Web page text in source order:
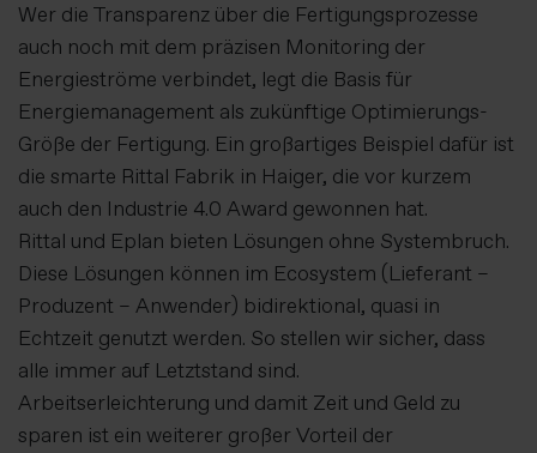
Wer die Transparenz über die Fertigungsprozesse
auch noch mit dem präzisen Monitoring der
Energieströme verbindet, legt die Basis für
Energiemanagement als zukünftige Optimierungs-
Größe der Fertigung. Ein großartiges Beispiel dafür ist
die smarte Rittal Fabrik in Haiger, die vor kurzem
auch den Industrie 4.0 Award gewonnen hat.
Rittal und Eplan bieten Lösungen ohne Systembruch.
Diese Lösungen können im Ecosystem (Lieferant –
Produzent – Anwender) bidirektional, quasi in
Echtzeit genutzt werden. So stellen wir sicher, dass
alle immer auf Letztstand sind.
Arbeitserleichterung und damit Zeit und Geld zu
sparen ist ein weiterer großer Vorteil der